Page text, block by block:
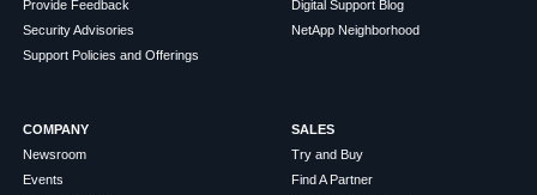
Provide Feedback
Security Advisories
Support Policies and Offerings
Digital Support Blog
NetApp Neighborhood
COMPANY
Newsroom
Events
SALES
Try and Buy
Find A Partner